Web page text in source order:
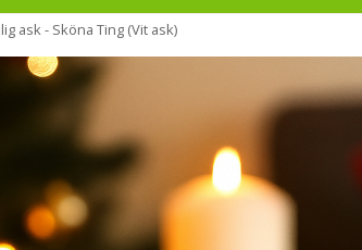
ask - Sköna Ting (Vit ask)